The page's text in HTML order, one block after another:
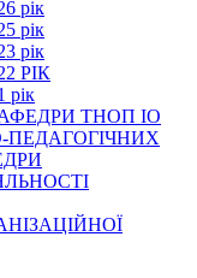
рік
рік
рік
РІК
ТНОП ІО